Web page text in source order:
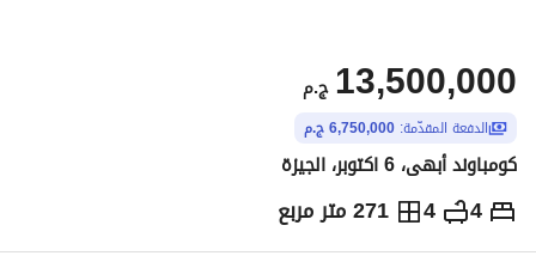
ج.م 13,500,000
الدفعة المقدّمة: 6,750,000 ج.م
كومباوند أبهى، 6 اكتوبر، الجيزة
4
4 271 متر مربع ج.م13,500,000